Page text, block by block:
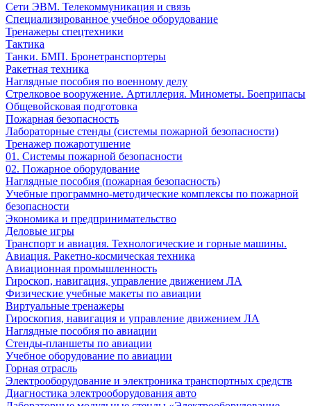
Сети ЭВМ. Телекоммуникация и связь
Специализированное учебное оборудование
Тренажеры спецтехники
Тактика
Танки. БМП. Бронетранспортеры
Ракетная техника
Наглядные пособия по военному делу
Стрелковое вооружение. Артиллерия. Минометы. Боеприпасы
Общевойсковая подготовка
Пожарная безопасность
Лабораторные стенды (системы пожарной безопасности)
Тренажер пожаротушение
01. Системы пожарной безопасности
02. Пожарное оборудование
Наглядные пособия (пожарная безопасность)
Учебные программно-методические комплексы по пожарной
безопасности
Экономика и предпринимательство
Деловые игры
Транспорт и авиация. Технологические и горные машины.
Авиация. Ракетно-космическая техника
Авиационная промышленность
Гироскоп, навигация, управление движением ЛА
Физические учебные макеты по авиации
Виртуальные тренажеры
Гироскопия, навигация и управление движением ЛА
Наглядные пособия по авиации
Стенды-планшеты по авиации
Учебное оборудование по авиации
Горная отрасль
Электрооборудование и электроника транспортных средств
Диагностика электрооборудования авто